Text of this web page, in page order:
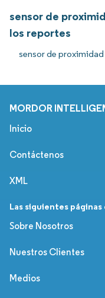
sensor de
los reportes
sensor de
MORDOR
Inicio
Contáctenos
XML
Las siguientes
Sobre Nosotros
Nuestros Clientes
Medios